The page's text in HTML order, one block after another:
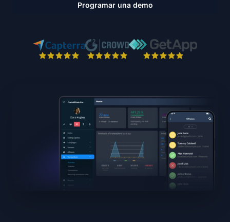
Programar una demo